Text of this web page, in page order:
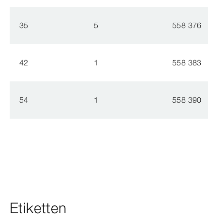
35 5 558 376
42 1 558 383
54 1 558 390
Etiketten